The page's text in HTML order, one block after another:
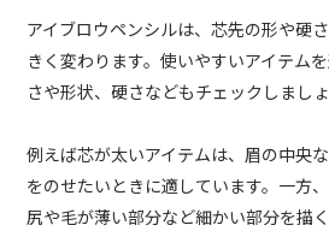
アイブロウペンシルは、芯先の形や硬
きく変わります。使いやすいアイテム
さや形状、硬さなどもチェックしましょ
例えば芯が太いアイテムは、眉の中央
をのせたいときに適しています。一方
尻や毛が薄い部分など細かい部分を描